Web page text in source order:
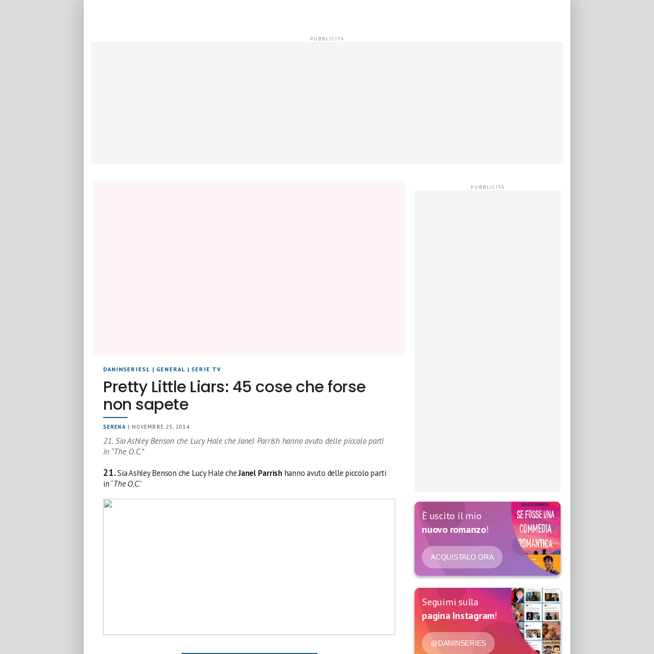
DANINSERIES1 | GENERAL | SERIE TV
Pretty Little Liars: 45 cose che forse
non sapete
SERENA | NOVEMBRE 25, 2014
21. Sia Ashley Benson che Lucy Hale che Janel Parrish hanno avuto delle piccolo parti
in “The O.C.”
21.Sia Ashley Benson che Lucy Hale cheJanel Parrishhanno avuto delle piccolo parti
in “The O.C.”
È uscito il mio
nuovo romanzo!
ACQUISTALO ORA
Seguimi sulla
pagina Instagram!
@DANINSERIES